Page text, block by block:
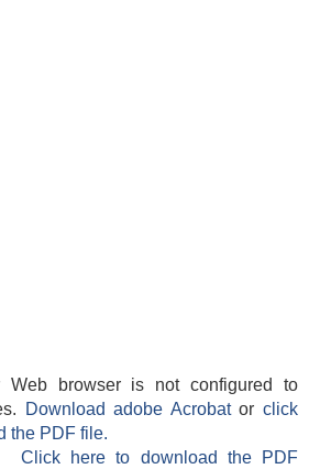
Web browser is not configured to
Download adobe Acrobatorclick
the PDF file.
Click here to download the PDF